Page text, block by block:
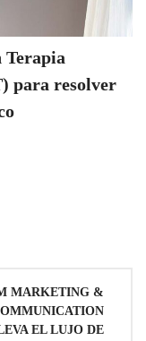
Terapia
para resolver
MARKETING &
EL LUJO DE